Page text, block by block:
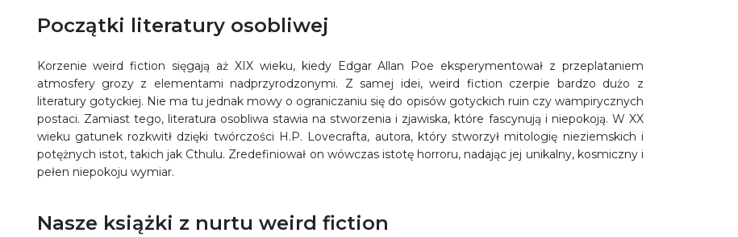
Początki literatury osobliwej
Korzenie weird fiction sięgają aż XIX wieku, kiedy Edgar Allan Poe eksperymentował z przeplataniem
atmosfery grozy z elementami nadprzyrodzonymi. Z samej idei, weird fiction czerpie bardzo dużo z
literatury gotyckiej. Nie ma tu jednak mowy o ograniczaniu się do opisów gotyckich ruin czy wampirycznych
postaci. Zamiast tego, literatura osobliwa stawia na stworzenia i zjawiska, które fascynują i niepokoją. W XX
wieku gatunek rozkwitł dzięki twórczości H.P. Lovecrafta, autora, który stworzył mitologię nieziemskich i
potężnych istot, takich jak Cthulu. Zredefiniował on wówczas istotę horroru, nadając jej unikalny, kosmiczny i
pełen niepokoju wymiar.
Nasze książki z nurtu weird fiction